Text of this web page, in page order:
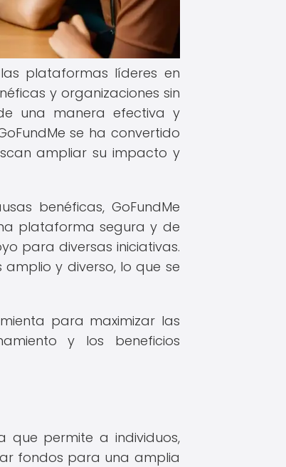
plataformas líderes en
y organizaciones sin
una manera efectiva y
se ha convertido
ampliar su impacto y
benéficas, GoFundMe
plataforma segura y de
para diversas iniciativas.
y diverso, lo que se
para maximizar las
y los beneficios
que permite a individuos,
fondos para una amplia